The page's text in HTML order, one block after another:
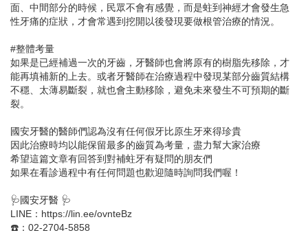
面、中間部分的時候，民眾不會有感覺，而是蛀到神經才會發生急
性牙痛的症狀，才會常遇到挖開以後發現要做根管治療的情況。
#整體考量
如果是已經補過一次的牙齒，牙醫師也會將原有的樹脂先移除，才
能再填補新的上去。或者牙醫師在治療過程中發現某部分齒質結構
不穩、太薄易斷裂，就也會主動移除，避免未來發生不可預期的斷
裂。
國安牙醫的醫師們認為沒有任何假牙比原生牙來得珍貴
因此治療時均以能保留最多的齒質為考量，盡力幫大家治療
希望這篇文章有回答到對補蛀牙有疑問的朋友們
如果在看診過程中有任何問題也歡迎隨時詢問我們喔！
🩺國安牙醫 🩺
LINE：https://lin.ee/ovnteBz
☎️：02-2704-5858